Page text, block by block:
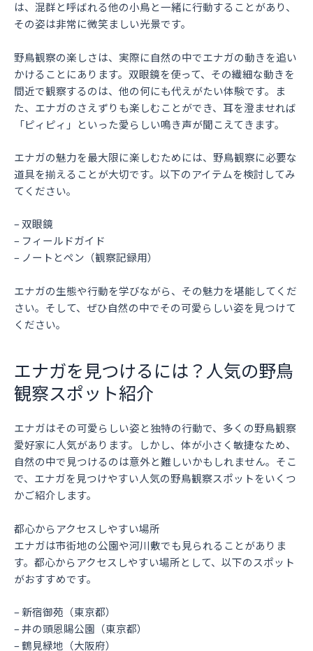
は、混群と呼ばれる他の小鳥と一緒に行動することがあり、
その姿は非常に微笑ましい光景です。
野鳥観察の楽しさは、実際に自然の中でエナガの動きを追い
かけることにあります。双眼鏡を使って、その繊細な動きを
間近で観察するのは、他の何にも代えがたい体験です。ま
た、エナガのさえずりも楽しむことができ、耳を澄ませれば
「ピィピィ」といった愛らしい鳴き声が聞こえてきます。
エナガの魅力を最大限に楽しむためには、野鳥観察に必要な
道具を揃えることが大切です。以下のアイテムを検討してみ
てください。
– 双眼鏡
– フィールドガイド
– ノートとペン（観察記録用）
エナガの生態や行動を学びながら、その魅力を堪能してくだ
さい。そして、ぜひ自然の中でその可愛らしい姿を見つけて
ください。
エナガを見つけるには？人気の野鳥
観察スポット紹介
エナガはその可愛らしい姿と独特の行動で、多くの野鳥観察
愛好家に人気があります。しかし、体が小さく敏捷なため、
自然の中で見つけるのは意外と難しいかもしれません。そこ
で、エナガを見つけやすい人気の野鳥観察スポットをいくつ
かご紹介します。
都心からアクセスしやすい場所
エナガは市街地の公園や河川敷でも見られることがありま
す。都心からアクセスしやすい場所として、以下のスポット
がおすすめです。
– 新宿御苑（東京都）
– 井の頭恩賜公園（東京都）
– 鶴見緑地（大阪府）